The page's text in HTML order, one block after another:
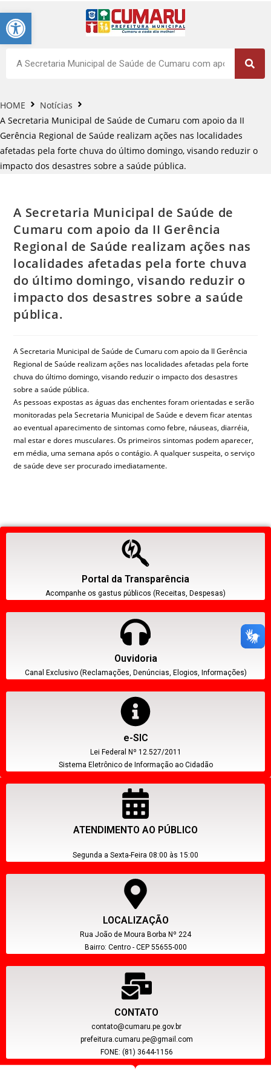
Barra de Ferramentas Aberta
HOME
Notícias
A Secretaria Municipal de Saúde de Cumaru com apoio da II
Gerência Regional de Saúde realizam ações nas localidades
afetadas pela forte chuva do último domingo, visando reduzir o
impacto dos desastres sobre a saúde pública.
A Secretaria Municipal de Saúde de
Cumaru com apoio da II Gerência
Regional de Saúde realizam ações nas
localidades afetadas pela forte chuva
do último domingo, visando reduzir o
impacto dos desastres sobre a saúde
pública.
A Secretaria Municipal de Saúde de Cumaru com apoio da II Gerência
Regional de Saúde realizam ações nas localidades afetadas pela forte
chuva do último domingo, visando reduzir o impacto dos desastres
sobre a saúde pública.
As pessoas expostas as águas das enchentes foram orientadas e serão
monitoradas pela Secretaria Municipal de Saúde e devem ficar atentas
ao eventual aparecimento de sintomas como febre, náuseas, diarréia,
mal estar e dores musculares. Os primeiros sintomas podem aparecer,
em média, uma semana após o contágio. A qualquer suspeita, o serviço
de saúde deve ser procurado imediatamente.
Portal da Transparência
Acompanhe os gastus públicos (Receitas, Despesas)
Ouvidoria
Canal Exclusivo (Reclamações, Denúncias, Elogios, Informações)
e-SIC
Lei Federal Nº 12.527/2011
Sistema Eletrônico de Informação ao Cidadão
ATENDIMENTO AO PÚBLICO
Segunda a Sexta-Feira 08:00 às 15:00
LOCALIZAÇÃO
Rua João de Moura Borba Nº 224
Bairro: Centro - CEP 55655-000
CONTATO
contato@cumaru.pe.gov.br
prefeitura.cumaru.pe@gmail.com
FONE: (81) 3644-1156